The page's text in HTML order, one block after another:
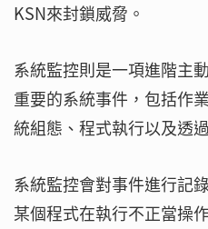
KSN來封鎖威脅。
系統監控則是一項進階主
重要的系統事件，包括作
統組態、程式執行以及透
系統監控會對事件進行記
某個程式在執行不正當操